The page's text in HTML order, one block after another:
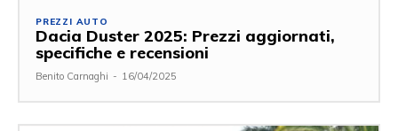
PREZZI AUTO
Dacia Duster 2025: Prezzi aggiornati,
specifiche e recensioni
Benito Carnaghi - 16/04/2025